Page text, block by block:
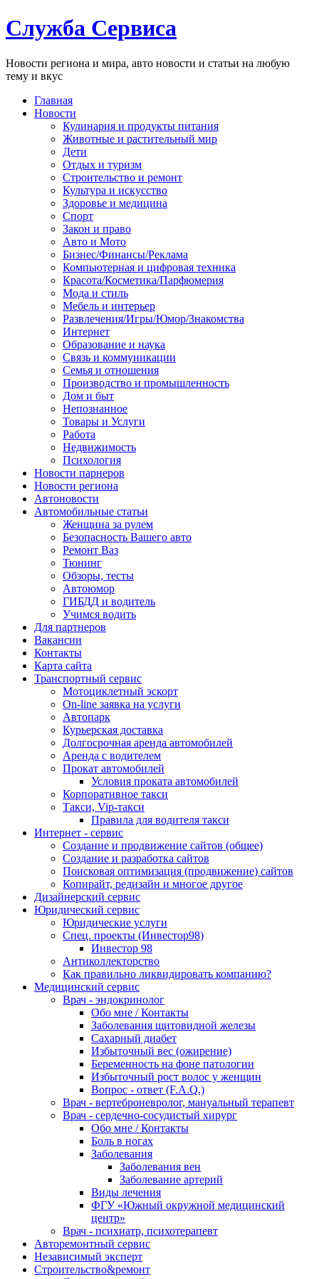
Служба Сервиса
Новости региона и мира, авто новости и статьи на любую
тему и вкус
Главная
Новости
Кулинария и продукты питания
Животные и растительный мир
Дети
Отдых и туризм
Строительство и ремонт
Культура и искусство
Здоровье и медицина
Спорт
Закон и право
Авто и Мото
Бизнес/Финансы/Реклама
Компьютерная и цифровая техника
Красота/Косметика/Парфюмерия
Мода и стиль
Мебель и интерьер
Развлечения/Игры/Юмор/Знакомства
Интернет
Образование и наука
Связь и коммуникации
Семья и отношения
Производство и промышленность
Дом и быт
Непознанное
Товары и Услуги
Работа
Недвижимость
Психология
Новости парнеров
Новости региона
Автоновости
Автомобильные статьи
Женщина за рулем
Безопасность Вашего авто
Ремонт Ваз
Тюнинг
Обзоры, тесты
Автоюмор
ГИБДД и водитель
Учимся водить
Для партнеров
Вакансии
Контакты
Карта сайта
Транспортный сервис
Мотоциклетный эскорт
On-line заявка на услуги
Автопарк
Курьерская доставка
Долгосрочная аренда автомобилей
Аренда с водителем
Прокат автомобилей
Условия проката автомобилей
Корпоративное такси
Такси, Vip-такси
Правила для водителя такси
Интернет - сервис
Создание и продвижение сайтов (общее)
Создание и разработка сайтов
Поисковая оптимизация (продвижение) сайтов
Копирайт, редизайн и многое другое
Дизайнерский сервис
Юридический сервис
Юридические услуги
Спец. проекты (Инвестор98)
Инвестор 98
Антиколлекторство
Как правильно ликвидировать компанию?
Медицинский сервис
Врач - эндокринолог
Обо мне / Контакты
Заболевания щитовидной железы
Сахарный диабет
Избыточный вес (ожирение)
Беременность на фоне патологии
Избыточный рост волос у женщин
Вопрос - ответ (F.A.Q.)
Врач - вертеброневролог, мануальный терапевт
Врач - сердечно-сосудистый хирург
Обо мне / Контакты
Боль в ногах
Заболевания
Заболевания вен
Заболевание артерий
Виды лечения
ФГУ «Южный окружной медицинский
центр»
Врач - психиатр, психотерапевт
Авторемонтный сервис
Независимый эксперт
Строительство&ремонт